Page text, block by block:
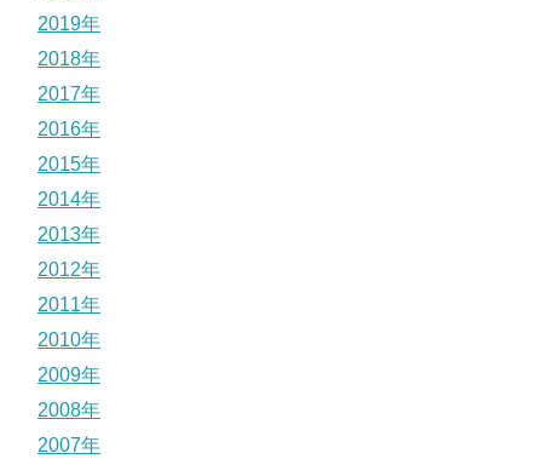
2019年
2018年
2017年
2016年
2015年
2014年
2013年
2012年
2011年
2010年
2009年
2008年
2007年